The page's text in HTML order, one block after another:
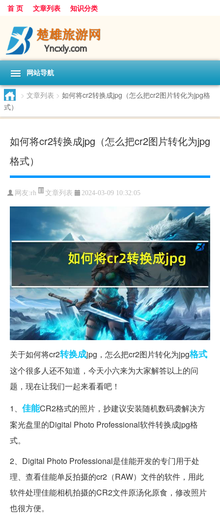
首 页 文章列表 知识分类
网站导航
> 文章列表 > 如何将cr2转换成jpg（怎么把cr2图片转化为jpg格
式）
如何将cr2转换成jpg（怎么把cr2图片转化为jpg
格式）
网友:rh 文章列表 2024-03-09 10:32:05
关于如何将cr2转换成jpg，怎么把cr2图片转化为jpg格式
这个很多人还不知道，今天小六来为大家解答以上的问
题，现在让我们一起来看看吧！
1、 佳能CR2格式的照片，抄建议安装随机数码袭解决方
案光盘里的Digital Photo Professional软件转换成jpg格
式。
2、Digital Photo Professional是佳能开发的专门用于处
理、查看佳能单反拍摄的cr2（RAW）文件的软件，用此
软件处理佳能相机拍摄的CR2文件原汤化原食，修改照片
也很方便。